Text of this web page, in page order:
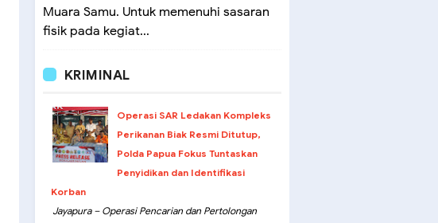
Muara Samu. Untuk memenuhi sasaran
fisik pada kegiat...
KRIMINAL
Operasi SAR Ledakan Kompleks
Perikanan Biak Resmi Ditutup,
Polda Papua Fokus Tuntaskan
Penyidikan dan Identifikasi
Korban
Jayapura – Operasi Pencarian dan Pertolongan